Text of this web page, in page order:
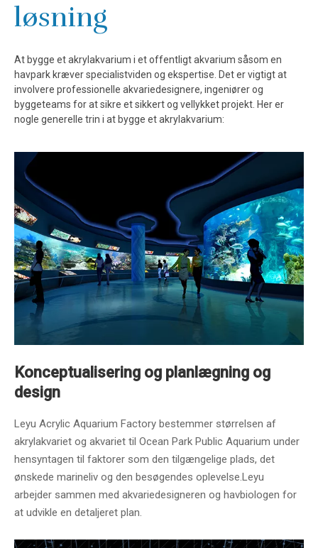
løsning
At bygge et akrylakvarium i et offentligt akvarium såsom en
havpark kræver specialistviden og ekspertise. Det er vigtigt at
involvere professionelle akvariedesignere, ingeniører og
byggeteams for at sikre et sikkert og vellykket projekt. Her er
nogle generelle trin i at bygge et akrylakvarium:
Konceptualisering og planlægning og
design
Leyu Acrylic Aquarium Factory bestemmer størrelsen af ​​
akrylakvariet og akvariet til Ocean Park Public Aquarium under
hensyntagen til faktorer som den tilgængelige plads, det
ønskede marineliv og den besøgendes oplevelse.Leyu
arbejder sammen med akvariedesigneren og havbiologen for
at udvikle en detaljeret plan.